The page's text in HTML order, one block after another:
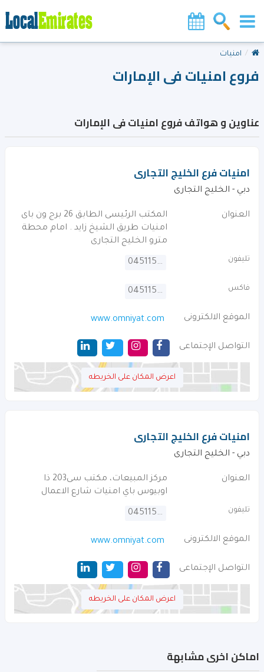
امنيات
فروع امنيات فى الإمارات
عناوين و هواتف فروع امنيات فى الإمارات
امنيات فرع الخليج التجارى
دبي - الخليج التجارى
العنوان
المكتب الرئيسى الطابق 26 برج ون باى
امنيات طريق الشيخ زايد . امام محطة
مترو الخليج التجارى
تليفون 045115000
فاكس 045115005
الموقع الالكترونى www.omniyat.com
التواصل الإجتماعى
اعرض المكان على الخريطه
امنيات فرع الخليج التجارى
دبي - الخليج التجارى
العنوان
مركز المبيعات، مكتب سى203 ذا
اوبيوس باي امنيات شارع الاعمال
تليفون 045115004
الموقع الالكترونى www.omniyat.com
التواصل الإجتماعى
اعرض المكان على الخريطه
اماكن اخرى مشابهة